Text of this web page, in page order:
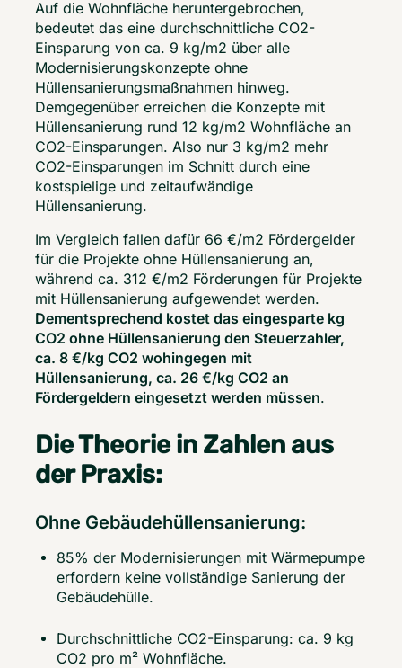
Auf die Wohnfläche heruntergebrochen,
bedeutet das eine durchschnittliche CO2-
Einsparung von ca. 9 kg/m2 über alle
Modernisierungskonzepte ohne
Hüllensanierungsmaßnahmen hinweg.
Demgegenüber erreichen die Konzepte mit
Hüllensanierung rund 12 kg/m2 Wohnfläche an
CO2-Einsparungen. Also nur 3 kg/m2 mehr
CO2-Einsparungen im Schnitt durch eine
kostspielige und zeitaufwändige
Hüllensanierung.
Im Vergleich fallen dafür 66 €/m2 Fördergelder
für die Projekte ohne Hüllensanierung an,
während ca. 312 €/m2 Förderungen für Projekte
mit Hüllensanierung aufgewendet werden.
Dementsprechend kostet das eingesparte kg
CO2 ohne Hüllensanierung den Steuerzahler,
ca. 8 €/kg CO2 wohingegen mit
Hüllensanierung, ca. 26 €/kg CO2 an
Fördergeldern eingesetzt werden müssen.
Die Theorie in Zahlen aus
der Praxis:
Ohne Gebäudehüllensanierung:
85% der Modernisierungen mit Wärmepumpe
erfordern keine vollständige Sanierung der
Gebäudehülle.
Durchschnittliche CO2-Einsparung: ca. 9 kg
CO2 pro m² Wohnfläche.